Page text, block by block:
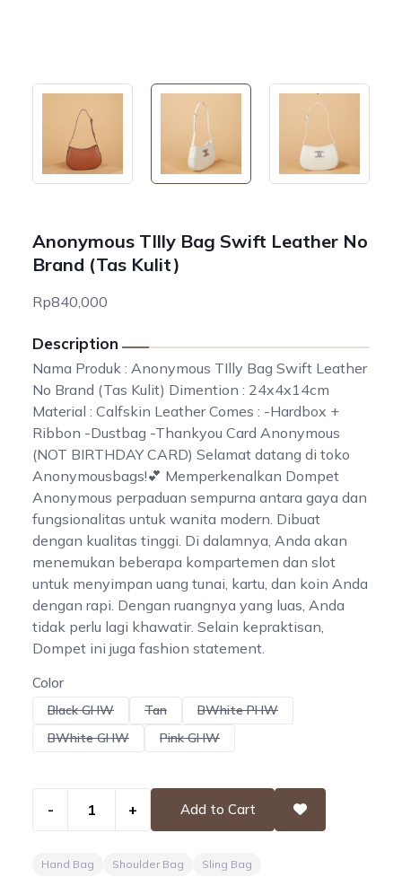
Anonymous TIlly Bag Swift Leather No
Brand (Tas Kulit)
Rp840,000
Description
Nama Produk : Anonymous TIlly Bag Swift Leather
No Brand (Tas Kulit) Dimention : 24x4x14cm
Material : Calfskin Leather Comes : -Hardbox +
Ribbon -Dustbag -Thankyou Card Anonymous
(NOT BIRTHDAY CARD) Selamat datang di toko
Anonymousbags!💕 Memperkenalkan Dompet
Anonymous perpaduan sempurna antara gaya dan
fungsionalitas untuk wanita modern. Dibuat
dengan kualitas tinggi. Di dalamnya, Anda akan
menemukan beberapa kompartemen dan slot
untuk menyimpan uang tunai, kartu, dan koin Anda
dengan rapi. Dengan ruangnya yang luas, Anda
tidak perlu lagi khawatir. Selain kepraktisan,
Dompet ini juga fashion statement.
Color
Black GHW Tan
BWhite PHW
BWhite GHW
Pink GHW
- + Add to Cart
Hand Bag Shoulder Bag Sling Bag